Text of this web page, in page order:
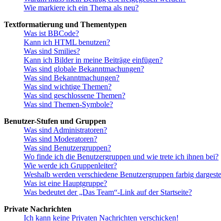
Wie markiere ich ein Thema als neu?
Textformatierung und Thementypen
Was ist BBCode?
Kann ich HTML benutzen?
Was sind Smilies?
Kann ich Bilder in meine Beiträge einfügen?
Was sind globale Bekanntmachungen?
Was sind Bekanntmachungen?
Was sind wichtige Themen?
Was sind geschlossene Themen?
Was sind Themen-Symbole?
Benutzer-Stufen und Gruppen
Was sind Administratoren?
Was sind Moderatoren?
Was sind Benutzergruppen?
Wo finde ich die Benutzergruppen und wie trete ich ihnen bei?
Wie werde ich Gruppenleiter?
Weshalb werden verschiedene Benutzergruppen farbig
Was ist eine Hauptgruppe?
Was bedeutet der „Das Team“-Link auf der Startseite?
Private Nachrichten
Ich kann keine Privaten Nachrichten verschicken!